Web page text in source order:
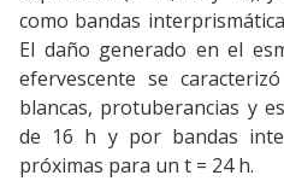
como bandas
El daño generado en el
efervescente se
blancas, protuberancias y
de 16 h y por bandas
próximas para un t = 24 h.